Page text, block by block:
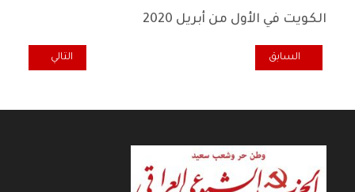
الكويت في الأول من أبريل 2020
المقال السابق: النقابات الايطالية توقف انتاج صناعة الأسلحة
السابق المقال التالي:
التالي